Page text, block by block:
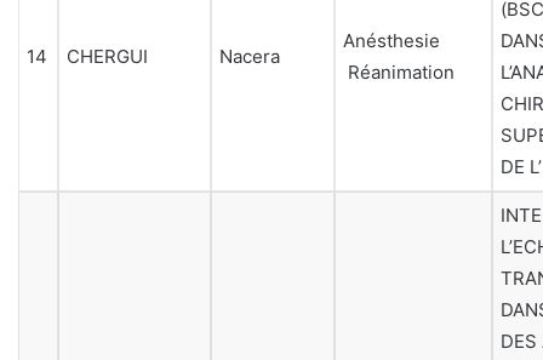
14 CHERGUI Nacera
Anésthesie
Réanimation
DE
DES